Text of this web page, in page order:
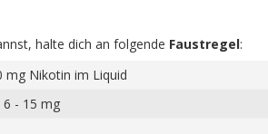
halte dich an folgende Faustregel:
mg Nikotin im Liquid
- 15 mg